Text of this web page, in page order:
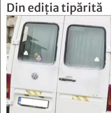
Din ediția tipărită